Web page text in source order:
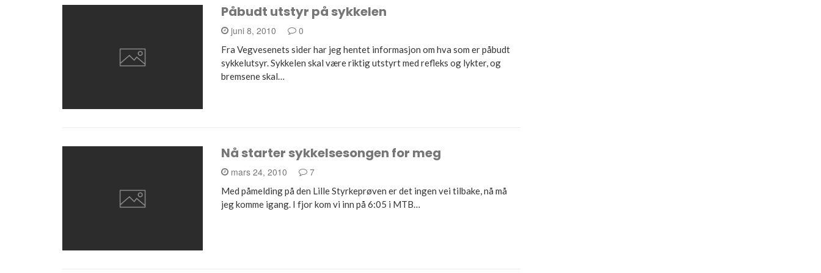
Påbudt utstyr på sykkelen
juni 8, 2010 0
Fra Vegvesenets sider har jeg hentet informasjon om hva som er påbudt
sykkelutsyr. Sykkelen skal være riktig utstyrt med refleks og lykter, og
bremsene skal…
Nå starter sykkelsesongen for meg
mars 24, 2010 7
Med påmelding på den Lille Styrkeprøven er det ingen vei tilbake, nå må
jeg komme igang. I fjor kom vi inn på 6:05 i MTB…